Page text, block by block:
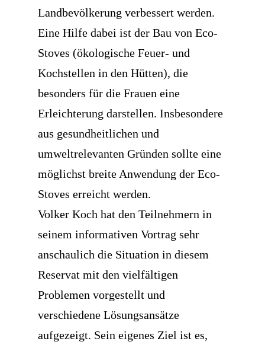
Landbevölkerung verbessert werden.
Eine Hilfe dabei ist der Bau von Eco-
Stoves (ökologische Feuer- und
Kochstellen in den Hütten), die
besonders für die Frauen eine
Erleichterung darstellen. Insbesondere
aus gesundheitlichen und
umweltrelevanten Gründen sollte eine
möglichst breite Anwendung der Eco-
Stoves erreicht werden.
Volker Koch hat den Teilnehmern in
seinem informativen Vortrag sehr
anschaulich die Situation in diesem
Reservat mit den vielfältigen
Problemen vorgestellt und
verschiedene Lösungsansätze
aufgezeigt. Sein eigenes Ziel ist es,